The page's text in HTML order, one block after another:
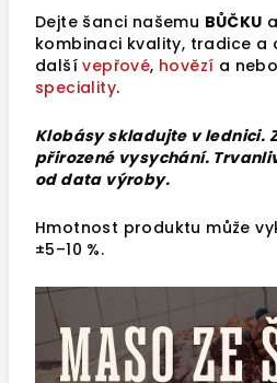
Dejte šanci našemu BŮČKU
kombinaci kvality, tradice a
dalšívepřové, hovězí a nebo
speciality.
Klobásy skladujte v lednici.
přirozené vysychání.
od data výroby.
Hmotnost produktu může
±5–10 %.